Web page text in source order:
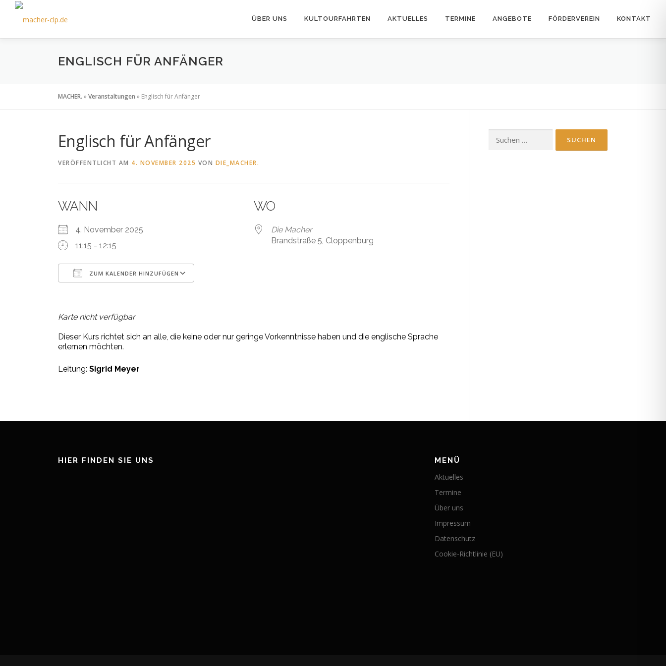
ÜBER UNS KULTOURFAHRTEN AKTUELLES TERMINE ANGEBOTE FÖRDERVEREIN KONTAKT
ENGLISCH FÜR ANFÄNGER
MACHER. »Veranstaltungen » Englisch für Anfänger
Englisch für Anfänger
VERÖFFENTLICHT AM 4. NOVEMBER 2025 VON DIE_MACHER.
WANN
4. November 2025
11:15 - 12:15
ZUM KALENDER HINZUFÜGEN
WO
Die Macher
Brandstraße 5, Cloppenburg
Karte nicht verfügbar
Dieser Kurs richtet sich an alle, die keine oder nur geringe Vorkenntnisse haben und die englische Sprache
erlernen möchten.
Leitung: Sigrid Meyer
nach:
HIER FINDEN SIE UNS MENÜ
Aktuelles
Termine
Über uns
Impressum
Datenschutz
Cookie-Richtlinie (EU)